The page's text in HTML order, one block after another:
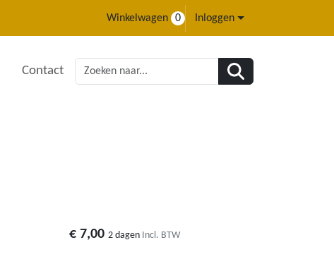
Winkelwagen 0 Inloggen
Contact
€ 7,00 2 dagen Incl. BTW